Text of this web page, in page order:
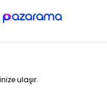
ulaşır.